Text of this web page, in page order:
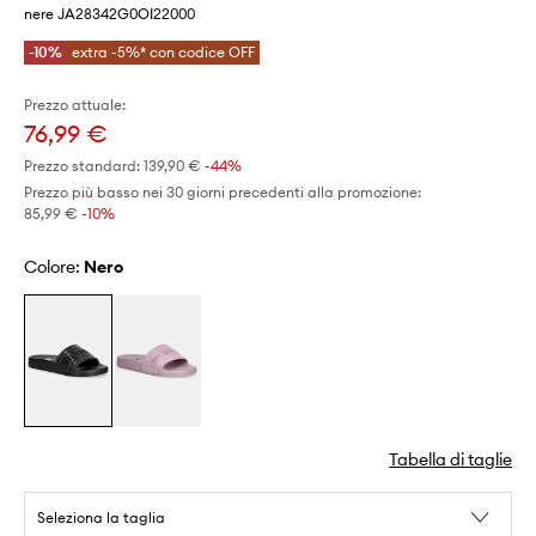
nere JA28342G0OI22000
-10% extra -5%* con codice OFF
Prezzo attuale:
76,99 €
Prezzo standard: 139,90 € -44%
Prezzo più basso nei 30 giorni precedenti alla promozione:
85,99 € -10%
Colore: nero
Tabella di taglie
Seleziona la taglia